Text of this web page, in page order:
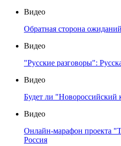
Видео
Обратная сторона
Видео
"Русские разговоры":
Видео
Будет ли "Новороссийский
Видео
Онлайн-марафон проекта
Россия